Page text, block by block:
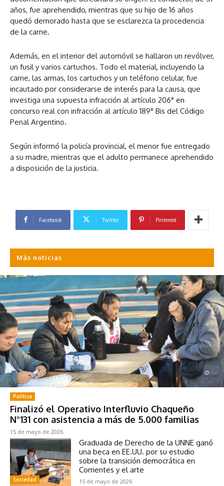
años, fue aprehendido, mientras que su hijo de 16 años
quedó demorado hasta que se esclarezca la procedencia
de la carne.
Además, en el interior del automóvil se hallaron un revólver,
un fusil y varios cartuchos. Todo el material, incluyendo la
carne, las armas, los cartuchos y un teléfono celular, fue
incautado por considerarse de interés para la causa, que
investiga una supuesta infracción al artículo 206° en
concurso real con infracción al artículo 189° Bis del Código
Penal Argentino.
Según informó la policía provincial, el menor fue entregado
a su madre, mientras que el adulto permanece aprehendido
a disposición de la justicia.
Facebook Twitter Pinterest
Más noticias
Política
Finalizó el Operativo Interfluvio Chaqueño
N°131 con asistencia a más de 5.000 familias
15 de mayo de 2026
Sociedad
Graduada de Derecho de la UNNE ganó
una beca en EE.UU. por su estudio
sobre la transición democrática en
Corrientes y el arte
15 de mayo de 2026